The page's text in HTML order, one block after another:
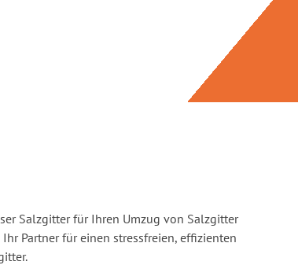
Salzgitter für Ihren Umzug von Salzgitter
Partner für einen stressfreien, effizienten